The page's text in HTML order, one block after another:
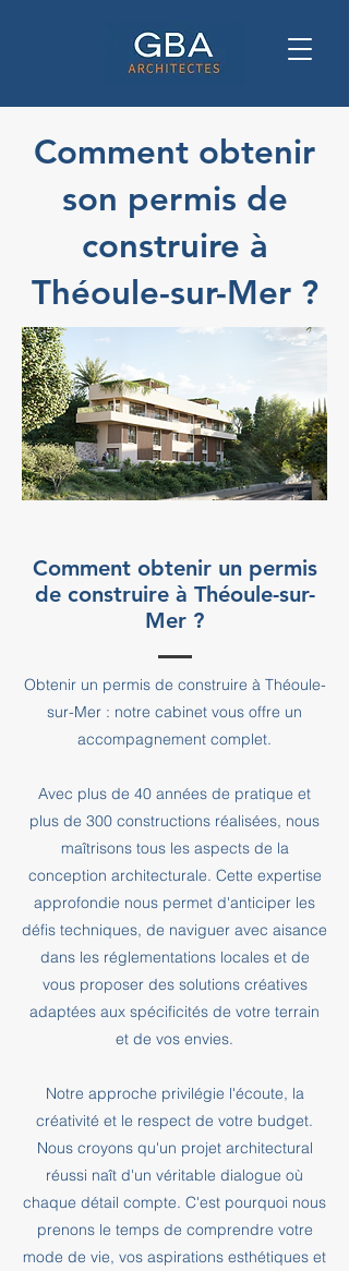
Comment obtenir
son permis de
construire à
Théoule-sur-Mer ?
Comment obtenir un permis
de construire à Théoule-sur-
Mer ?
Obtenir un permis de construire à Théoule-
sur-Mer : notre cabinet vous offre un
accompagnement complet.
Avec plus de 40 années de pratique et
plus de 300 constructions réalisées, nous
maîtrisons tous les aspects de la
conception architecturale. Cette expertise
approfondie nous permet d'anticiper les
défis techniques, de naviguer avec aisance
dans les réglementations locales et de
vous proposer des solutions créatives
adaptées aux spécificités de votre terrain
et de vos envies.
Notre approche privilégie l'écoute, la
créativité et le respect de votre budget.
Nous croyons qu'un projet architectural
réussi naît d'un véritable dialogue où
chaque détail compte. C'est pourquoi nous
prenons le temps de comprendre votre
mode de vie, vos aspirations esthétiques et